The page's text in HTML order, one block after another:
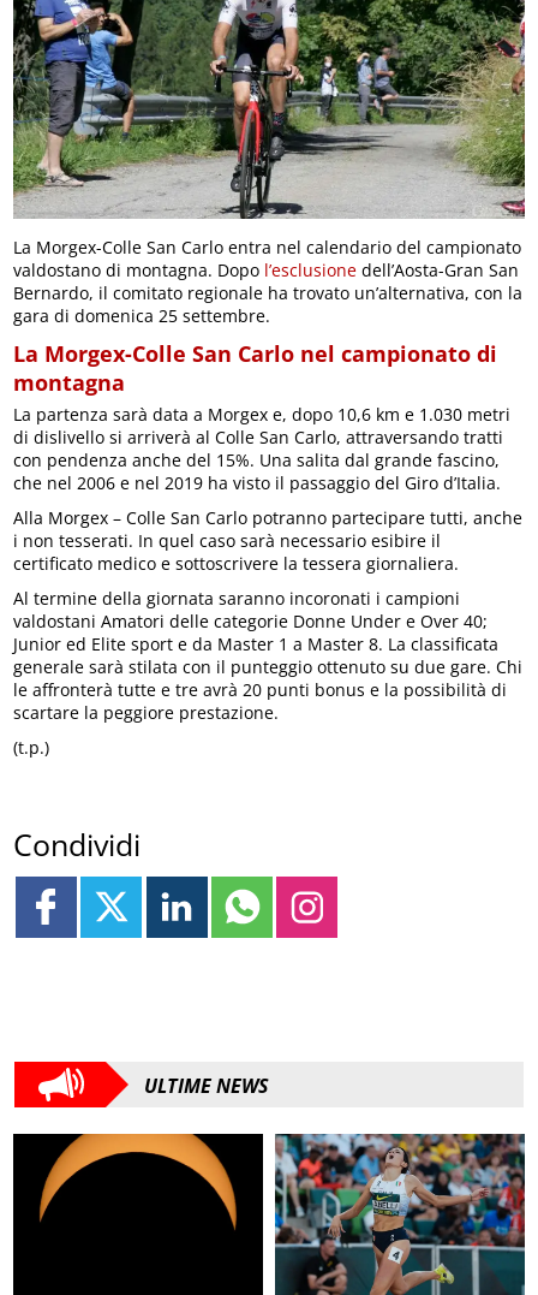
La Morgex-Colle San Carlo entra nel calendario del campionato
valdostano di montagna. Dopo l’esclusione dell’Aosta-Gran San
Bernardo, il comitato regionale ha trovato un’alternativa, con la
gara di domenica 25 settembre.
La Morgex-Colle San Carlo nel campionato di
montagna
La partenza sarà data a Morgex e, dopo 10,6 km e 1.030 metri
di dislivello si arriverà al Colle San Carlo, attraversando tratti
con pendenza anche del 15%. Una salita dal grande fascino,
che nel 2006 e nel 2019 ha visto il passaggio del Giro d’Italia.
Alla Morgex – Colle San Carlo potranno partecipare tutti, anche
i non tesserati. In quel caso sarà necessario esibire il
certificato medico e sottoscrivere la tessera giornaliera.
Al termine della giornata saranno incoronati i campioni
valdostani Amatori delle categorie Donne Under e Over 40;
Junior ed Elite sport e da Master 1 a Master 8. La classificata
generale sarà stilata con il punteggio ottenuto su due gare. Chi
le affronterà tutte e tre avrà 20 punti bonus e la possibilità di
scartare la peggiore prestazione.
(t.p.)
Condividi
ULTIME NEWS